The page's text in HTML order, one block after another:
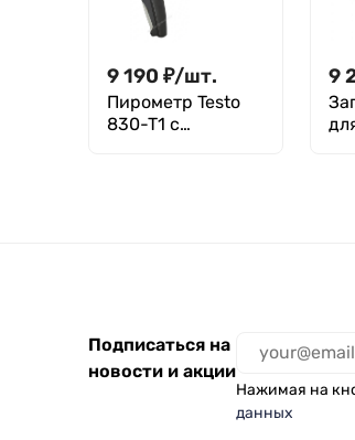
9 190 ₽/шт.
Пирометр Testo
830-T1 с
9
Подписаться на
новости и акции
Нажимая на
данных